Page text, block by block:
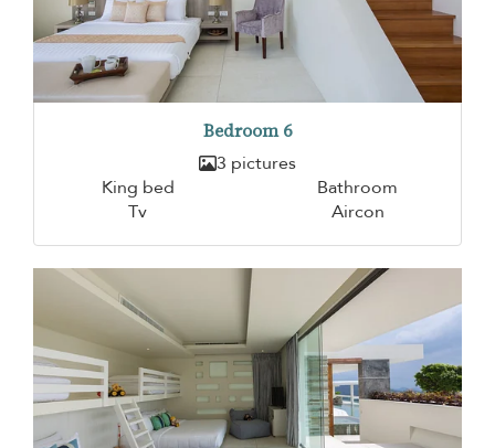
Bedroom 6
3 pictures
King bed
Bathroom
Tv
Aircon